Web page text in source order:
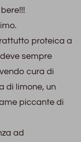
proteica a
sempre
cura di
di limone, un
piccante di
ad